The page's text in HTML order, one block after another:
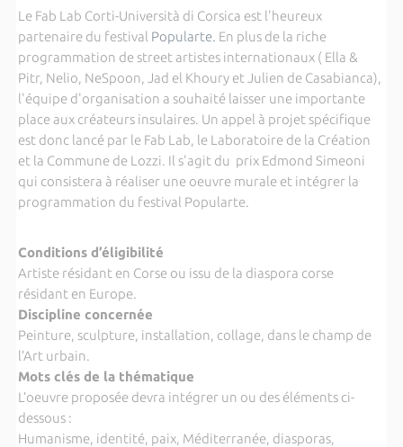
Le Fab Lab Corti-Università di Corsica est l'heureux
partenaire du festival Popularte. En plus de la riche
programmation de street artistes internationaux ( Ella &
Pitr, Nelio, NeSpoon, Jad el Khoury et Julien de Casabianca),
l'équipe d'organisation a souhaité laisser une importante
place aux créateurs insulaires. Un appel à projet spécifique
est donc lancé par le Fab Lab, le Laboratoire de la Création
et la Commune de Lozzi. Il s'agit du prix Edmond Simeoni
qui consistera à réaliser une oeuvre murale et intégrer la
programmation du festival Popularte.
Conditions d’éligibilité
Artiste résidant en Corse ou issu de la diaspora corse
résidant en Europe.
Discipline concernée
Peinture, sculpture, installation, collage, dans le champ de
l’Art urbain.
Mots clés de la thématique
L’oeuvre proposée devra intégrer un ou des éléments ci-
dessous :
Humanisme, identité, paix, Méditerranée, diasporas,